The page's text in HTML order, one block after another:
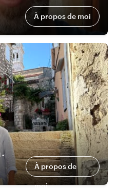
À propos de moi
À propos de
moi